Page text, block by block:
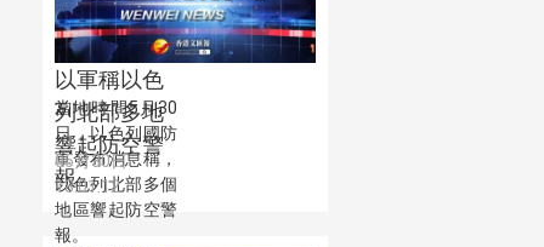
以軍稱以色
列北部多地
響起防空警
報
當地時間5月30
日，以色列國防
軍發布消息稱，
以色列北部多個
地區響起防空警
報。
05月30日
18:01:12